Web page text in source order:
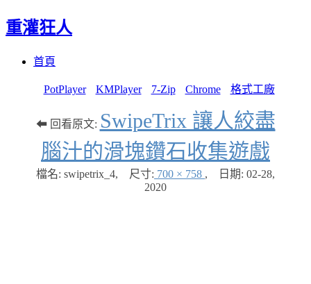
重灌狂人
首頁
PotPlayer KMPlayer 7-Zip Chrome 格式工廠
⬅ 回看原文: SwipeTrix 讓人絞盡
腦汁的滑塊鑽石收集遊戲
檔名: swipetrix_4, 尺寸: 700 × 758 , 日期: 02-28,
2020